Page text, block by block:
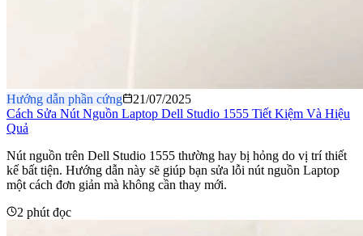
Hướng dẫn phần cứng
21/07/2025
Cách Sửa Nút Nguồn Laptop Dell Studio 1555 Tiết Kiệm Và Hiệu
Quả
Nút nguồn trên Dell Studio 1555 thường hay bị hỏng do vị trí thiết
kế bất tiện. Hướng dẫn này sẽ giúp bạn sửa lỗi nút nguồn Laptop
một cách đơn giản mà không cần thay mới.
2 phút đọc